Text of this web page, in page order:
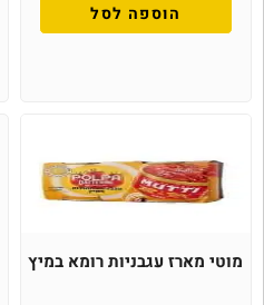
הוספה לסל
מוטי מארז עגבניות רומא במיץ